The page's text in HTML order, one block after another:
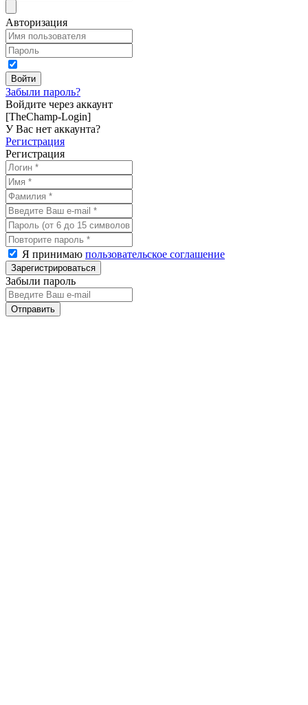
Авторизация
Забыли пароль?
Войдите через аккаунт
[TheChamp-Login]
У Вас нет аккаунта?
Регистрация
Регистрация
Я принимаю пользовательское соглашение
Забыли пароль